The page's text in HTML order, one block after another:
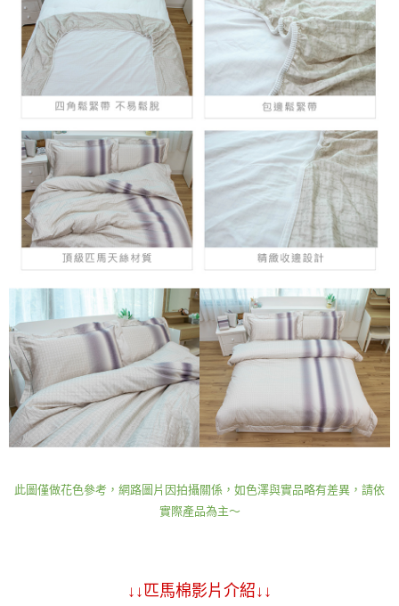
此圖僅做花色參考，網路圖片因拍攝關係，如色澤與實品略有差異，請依
實際產品為主～
↓↓匹馬棉影片介紹↓↓